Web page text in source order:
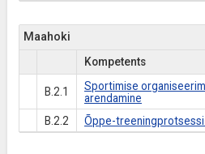
Maahoki
Kompetents
B.2.1
Sportimise
arendamine
B.2.2 Õppe-treeningprotsessi